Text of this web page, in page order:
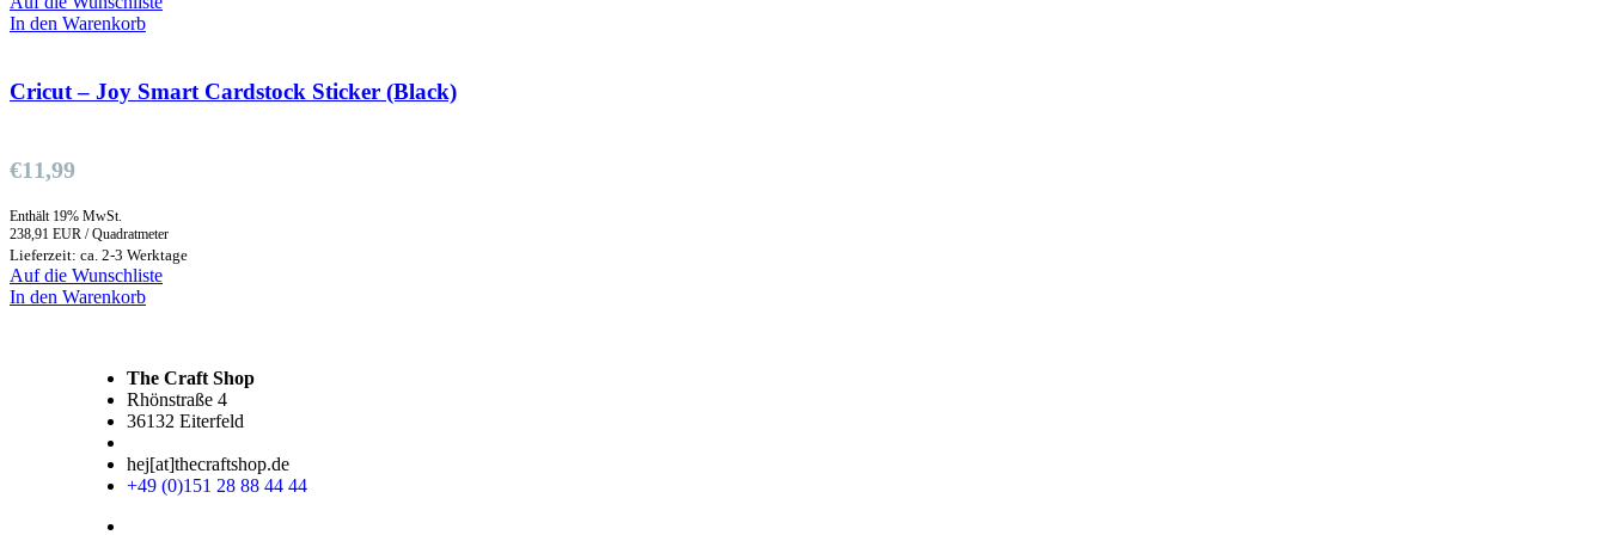
In den Warenkorb
Cricut – Joy Smart Cardstock Sticker (Black)
€11,99
Enthält 19% MwSt.
238,91 EUR / Quadratmeter
Lieferzeit: ca. 2-3 Werktage
Auf die Wunschliste
In den Warenkorb
The Craft Shop
Rhönstraße 4
36132 Eiterfeld
hej[at]thecraftshop.de
+49 (0)151 28 88 44 44